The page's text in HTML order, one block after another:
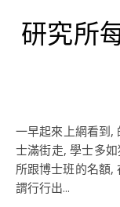
研究所
一早起來上網看到, 的教育文章, 看來太多的研究所了, 所謂”碩
士滿街走, 學士多
所跟博士班的名額,
謂行行出...